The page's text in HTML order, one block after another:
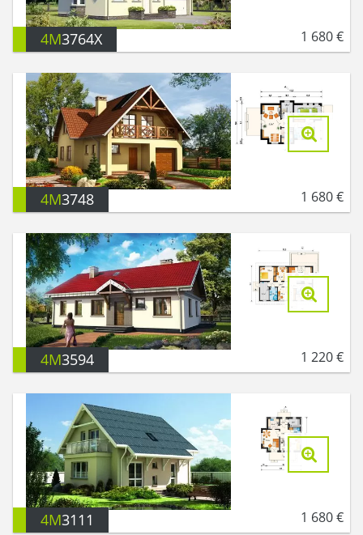
4M3764X 1 680€
4M3748 1 680€
4M3594 1 220€
4M3111 1 680€